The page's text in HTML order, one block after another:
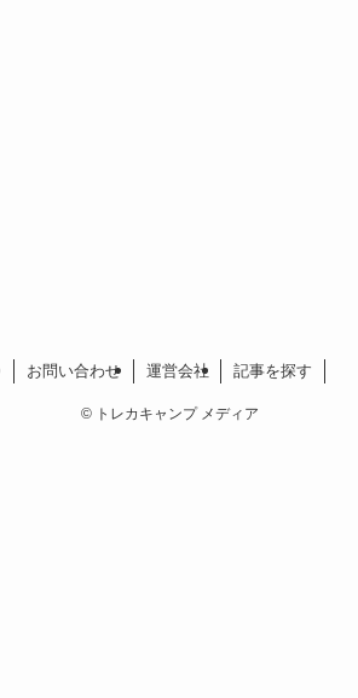
お問い合わせ 運営会社 記事を探す
©トレカキャンプ メディア